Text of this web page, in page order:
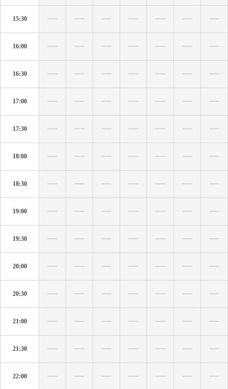
15:30
16:00
16:30
17:00
17:30
18:00
18:30
19:00
19:30
20:00
20:30
21:00
21:30
22:00